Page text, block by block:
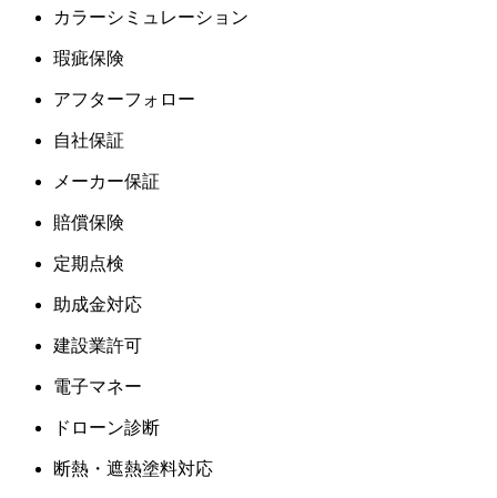
カラーシミュレーション
瑕疵保険
アフターフォロー
自社保証
メーカー保証
賠償保険
定期点検
助成金対応
建設業許可
電子マネー
ドローン診断
断熱・遮熱塗料対応